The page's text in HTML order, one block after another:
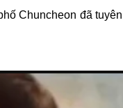
Chuncheon đã tuyên